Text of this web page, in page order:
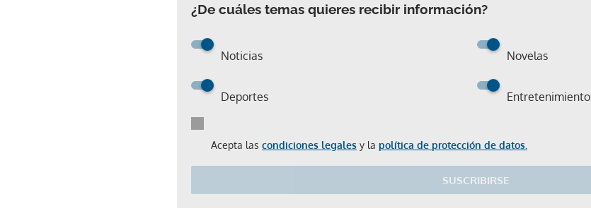
¿De cuáles temas quieres recibir información?
Noticias Novelas
Deportes Entretenimiento
Acepta las condiciones legales y la política de protección de datos.
SUSCRIBIRSE